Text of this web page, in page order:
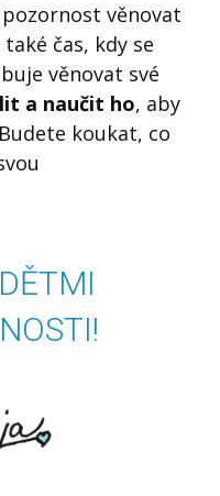
věnovat
čas, kdy se
věnovat své
a naučit ho, aby
koukat, co